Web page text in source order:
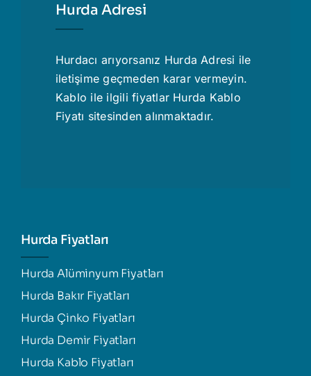
Hurda Adresi
Hurdacı arıyorsanız Hurda Adresi ile
iletişime geçmeden karar vermeyin.
Kablo ile ilgili fiyatlar Hurda Kablo
Fiyatı sitesinden alınmaktadır.
Hurda Fiyatları
Hurda Alüminyum Fiyatları
Hurda Bakır Fiyatları
Hurda Çinko Fiyatları
Hurda Demir Fiyatları
Hurda Kablo Fiyatları